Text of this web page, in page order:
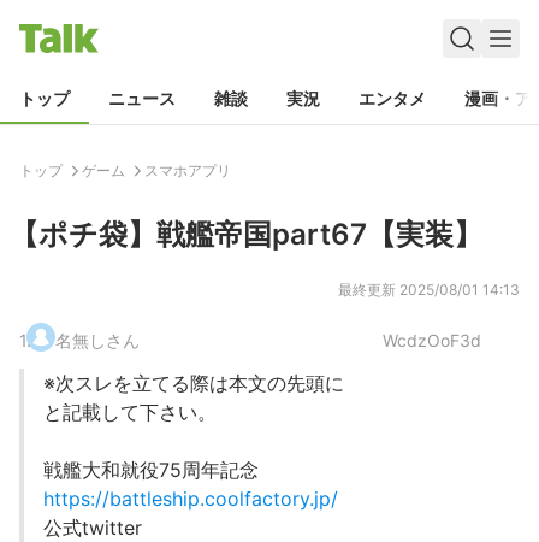
トップ ニュース 雑談 実況 エンタメ 漫画・ア
トップ ゲーム スマホアプリ
【ポチ袋】戦艦帝国part67【実装】
最終更新 2025/08/01 14:13
1. 名無しさん WcdzOoF3d
※次スレを立てる際は本文の先頭に
と記載して下さい。
戦艦大和就役75周年記念
https://battleship.coolfactory.jp/
公式twitter